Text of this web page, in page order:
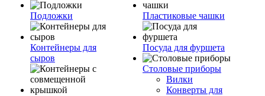
Подложки
Контейнеры для
сыров
Пластиковые чашки
Посуда для фуршета
Столовые приборы
Вилки
Конверты для